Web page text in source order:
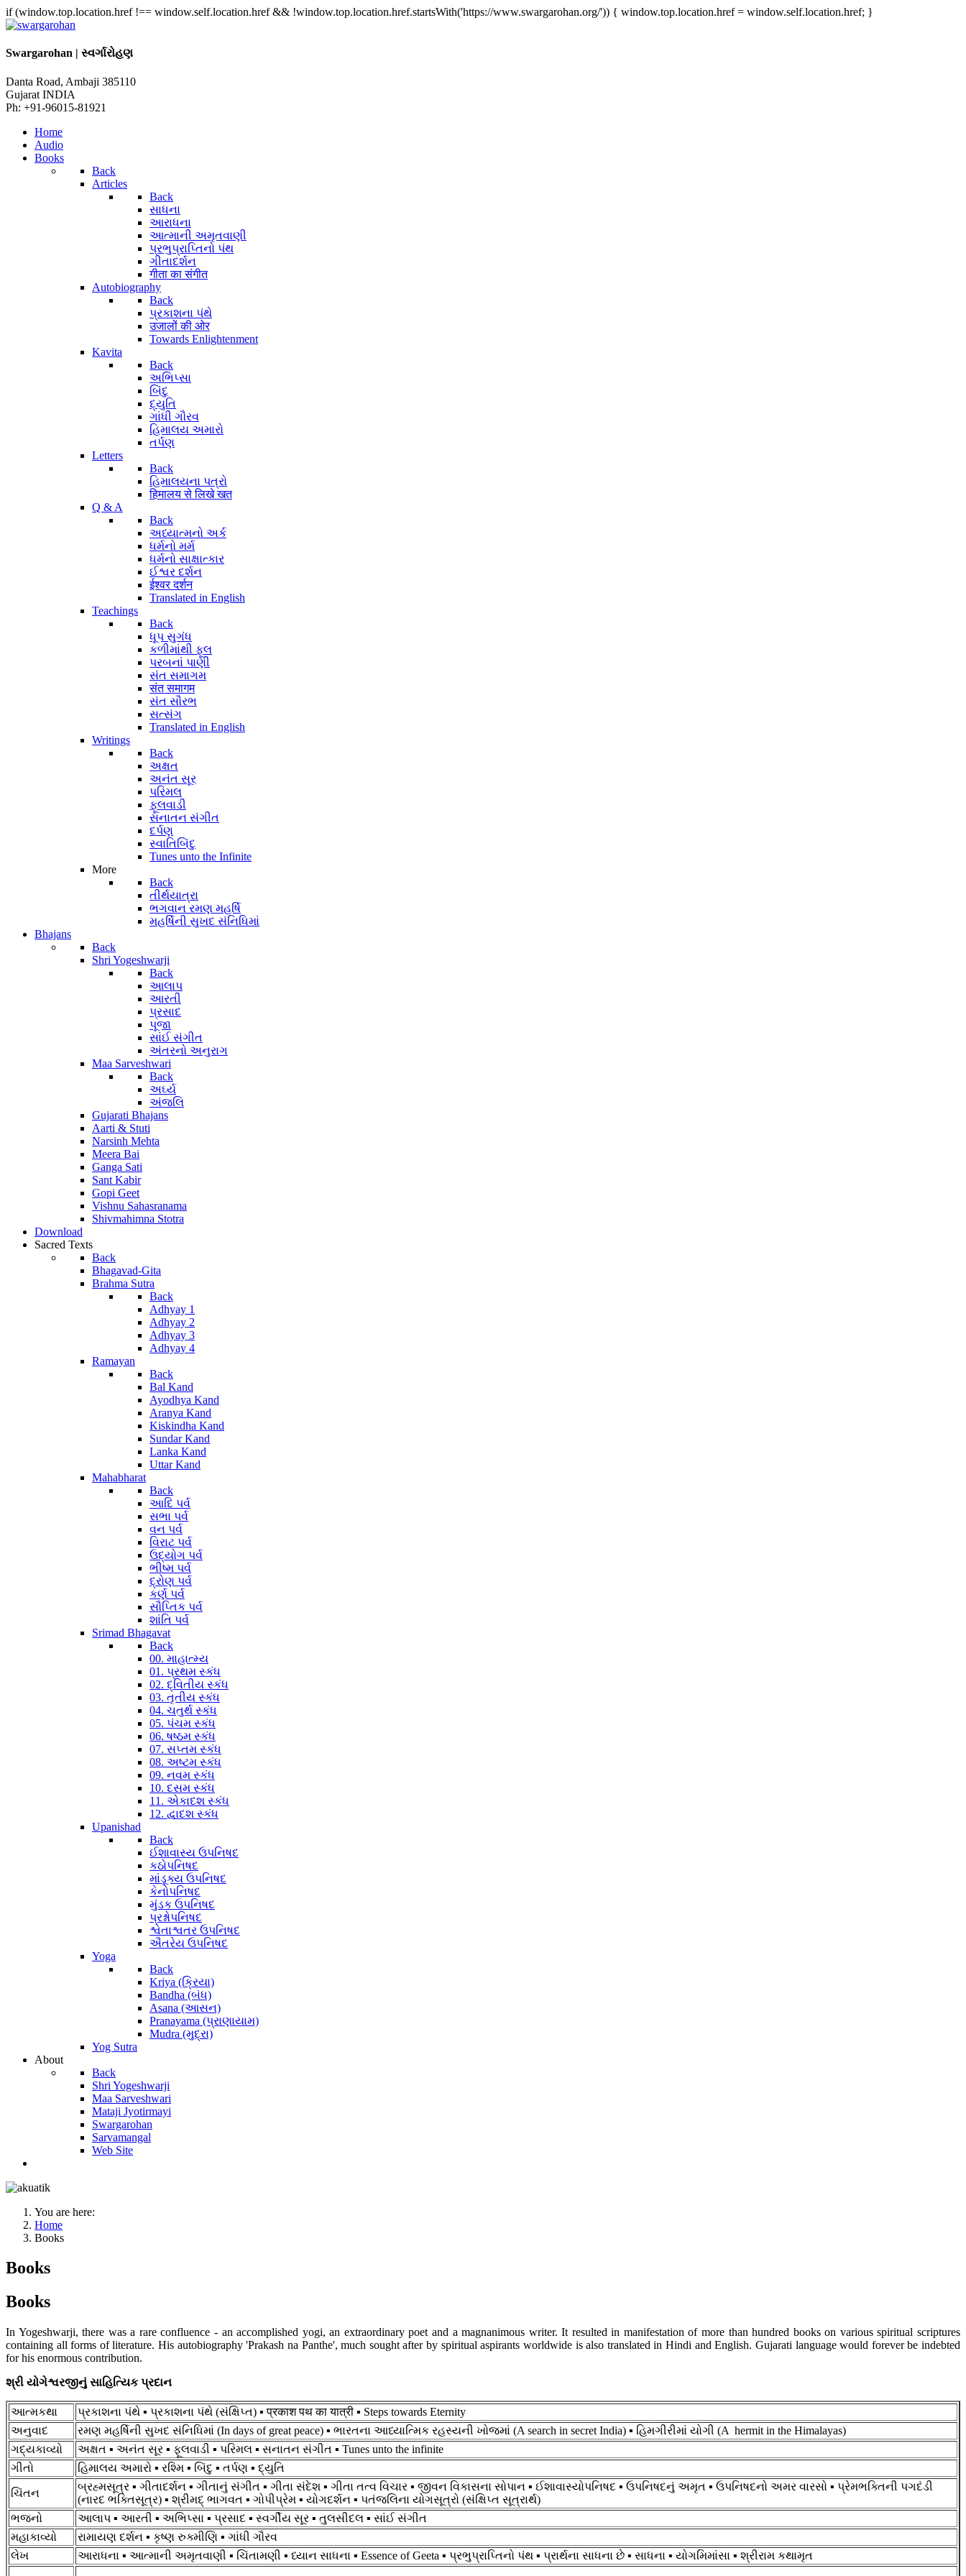
if (window.top.location.href !== window.self.location.href && !window.top.location.href.startsWith('https://www.swargarohan.org/')) { window.top.location.href = window.self.location.href; }
Swargarohan | સ્વર્ગારોહણ
Danta Road, Ambaji 385110
Gujarat INDIA
Ph: +91-96015-81921
Home
Audio
Books
Back
Articles
Back
સાધના
આરાધના
આત્માની અમૃતવાણી
પ્રભુપ્રાપ્તિનો પંથ
ગીતાદર્શન
गीता का संगीत
Autobiography
Back
પ્રકાશના પંથે
उजालों की ओर
Towards Enlightenment
Kavita
Back
અભિપ્સા
બિંદુ
દ્યુતિ
ગાંધી ગૌરવ
હિમાલય અમારો
તર્પણ
Letters
Back
હિમાલયના પત્રો
हिमालय से लिखे खत
Q & A
Back
અધ્યાત્મનો અર્ક
ધર્મનો મર્મ
ધર્મનો સાક્ષાત્કાર
ઈશ્વર દર્શન
ईश्वर दर्शन
Translated in English
Teachings
Back
ધૂપ સુગંધ
કળીમાંથી ફૂલ
પરબનાં પાણી
સંત સમાગમ
संत समागम
સંત સૌરભ
સત્સંગ
Translated in English
Writings
Back
અક્ષત
અનંત સૂર
પરિમલ
ફૂલવાડી
સનાતન સંગીત
દર્પણ
સ્વાતિબિંદુ
Tunes unto the Infinite
More
Back
તીર્થયાત્રા
ભગવાન રમણ મહર્ષિ
મહર્ષિની સુખદ સંનિધિમાં
Bhajans
Back
Shri Yogeshwarji
Back
આલાપ
આરતી
પ્રસાદ
પૂજા
સાંઈ સંગીત
અંતરનો અનુરાગ
Maa Sarveshwari
Back
અર્ઘ્ય
અંજલિ
Gujarati Bhajans
Aarti & Stuti
Narsinh Mehta
Meera Bai
Ganga Sati
Sant Kabir
Gopi Geet
Vishnu Sahasranama
Shivmahimna Stotra
Download
Sacred Texts
Back
Bhagavad-Gita
Brahma Sutra
Back
Adhyay 1
Adhyay 2
Adhyay 3
Adhyay 4
Ramayan
Back
Bal Kand
Ayodhya Kand
Aranya Kand
Kiskindha Kand
Sundar Kand
Lanka Kand
Uttar Kand
Mahabharat
Back
આદિ પર્વ
સભા પર્વ
વન પર્વ
વિરાટ પર્વ
ઉદ્યોગ પર્વ
ભીષ્મ પર્વ
દ્રોણ પર્વ
કર્ણ પર્વ
સૌપ્તિક પર્વ
શાંતિ પર્વ
Srimad Bhagavat
Back
00. માહાત્મ્ય
01. પ્રથમ સ્કંધ
02. દ્વિતીય સ્કંધ
03. તૃતીય સ્કંધ
04. ચતુર્થ સ્કંધ
05. પંચમ સ્કંધ
06. ષષ્ઠમ સ્કંધ
07. સપ્તમ સ્કંધ
08. અષ્ટમ સ્કંધ
09. નવમ સ્કંધ
10. દસમ સ્કંધ
11. એકાદશ સ્કંધ
12. દ્વાદશ સ્કંધ
Upanishad
Back
ઈશાવાસ્ય ઉપનિષદ
કઠોપનિષદ
માંડૂક્ય ઉપનિષદ
કેનોપનિષદ
મુંડક ઉપનિષદ
પ્રશ્નોપનિષદ
શ્વેતાશ્વતર ઉપનિષદ
ઐતરેય ઉપનિષદ
Yoga
Back
Kriya (ક્રિયા)
Bandha (બંધ)
Asana (આસન)
Pranayama (પ્રાણાયામ)
Mudra (મુદ્રા)
Yog Sutra
About
Back
Shri Yogeshwarji
Maa Sarveshwari
Mataji Jyotirmayi
Swargarohan
Sarvamangal
Web Site
You are here:
Home
Books
Books
Books
In Yogeshwarji, there was a rare confluence - an accomplished yogi, an extraordinary poet and a magnanimous writer. It resulted in manifestation of more than hundred books on various spiritual scriptures
containing all forms of literature. His autobiography 'Prakash na Panthe', much sought after by spiritual aspirants worldwide is also translated in Hindi and English. Gujarati language would forever be indebted
for his enormous contribution.
શ્રી યોગેશ્વરજીનું સાહિત્યિક પ્રદાન
આત્મકથા
પ્રકાશના પંથે ▪ પ્રકાશના પંથે (સંક્ષિપ્ત) ▪ प्रकाश पथ का यात्री ▪ Steps towards Eternity
અનુવાદ
રમણ મહર્ષિની સુખદ સંનિધિમાં (In days of great peace) ▪ ભારતના આધ્યાત્મિક રહસ્યની ખોજમાં (A search in secret India) ▪ હિમગીરીમાં યોગી (A hermit in the Himalayas)
ગદ્યકાવ્યો
અક્ષત ▪ અનંત સૂર ▪ ફૂલવાડી ▪ પરિમલ ▪ સનાતન સંગીત ▪ Tunes unto the infinite
ગીતો
હિમાલય અમારો ▪ રશ્મિ ▪ બિંદુ ▪ તર્પણ ▪ દ્યુતિ
ચિંતન
બ્રહ્મસૂત્ર ▪ ગીતાદર્શન ▪ ગીતાનું સંગીત ▪ ગીતા સંદેશ ▪ ગીતા તત્વ વિચાર ▪ જીવન વિકાસના સોપાન ▪ ઈશાવાસ્યોપનિષદ ▪ ઉપનિષદનું અમૃત ▪ ઉપનિષદનો અમર વારસો ▪ પ્રેમભક્તિની પગદંડી
(નારદ ભક્તિસૂત્ર) ▪ શ્રીમદ્ ભાગવત ▪ ગોપીપ્રેમ ▪ યોગદર્શન ▪ પતંજલિના યોગસૂત્રો (સંક્ષિપ્ત સૂત્રાર્થ)
ભજનો
આલાપ ▪ આરતી ▪ અભિપ્સા ▪ પ્રસાદ ▪ સ્વર્ગીય સૂર ▪ તુલસીદલ ▪ સાંઈ સંગીત
મહાકાવ્યો
રામાયણ દર્શન ▪ કૃષ્ણ રુક્મીણિ ▪ ગાંધી ગૌરવ
લેખ
આરાધના ▪ આત્માની અમૃતવાણી ▪ ચિંતામણી ▪ ધ્યાન સાધના ▪ Essence of Geeta ▪ પ્રભુપ્રાપ્તિનો પંથ ▪ પ્રાર્થના સાધના છે ▪ સાધના ▪ યોગમિમાંસા ▪ શ્રીરામ કથામૃત